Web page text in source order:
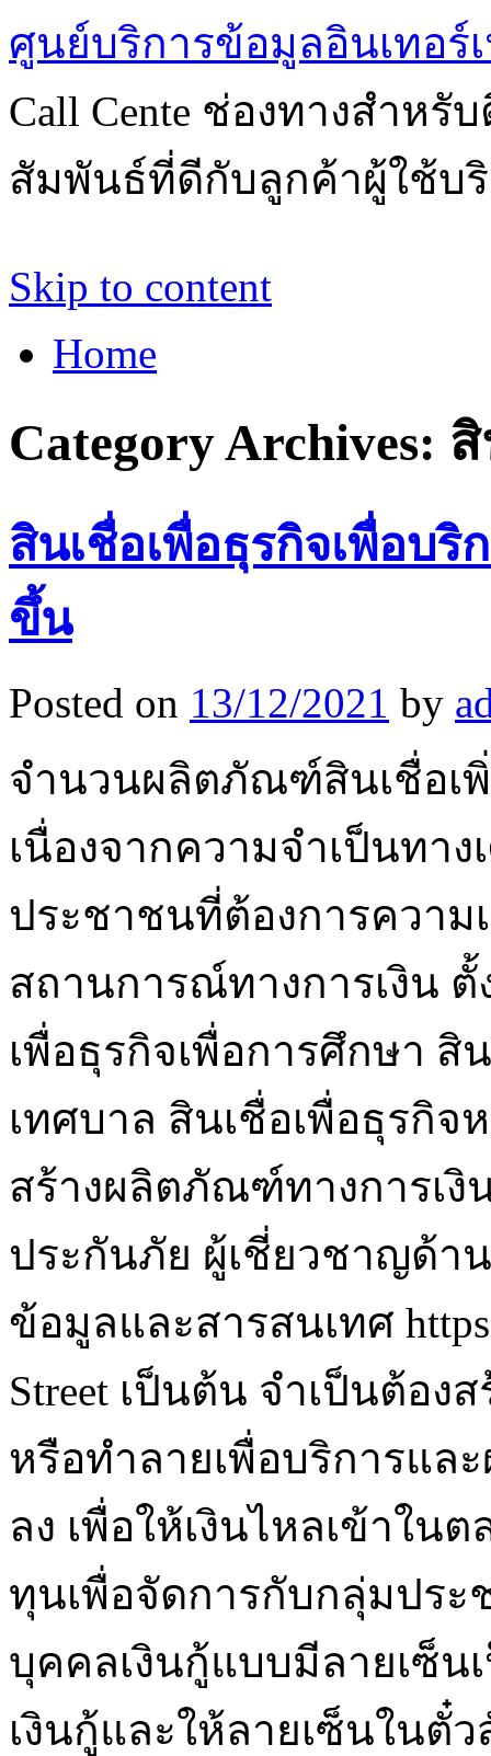
ศูนย์บริการข้อมูลอินเทอร์
Call Cente ช่องทางสำห
สัมพันธ์ที่ดีกับลูกค้าผู้ใช้บ
Skip to content
Home
Category Archives:
สินเชื่อเพื่อธุรกิจเพื่อบ
ขึ้น
Posted on 13/12/2021 by
จำนวนผลิตภัณฑ์สินเชื่อเ
เนื่องจากความจำเป็นทา
ประชาชนที่ต้องการความ
สถานการณ์ทางการเงิน
เพื่อธุรกิจเพื่อการศึกษา
เทศบาล สินเชื่อเพื่อธุรกิ
สร้างผลิตภัณฑ์ทางการเ
ประกันภัย ผู้เชี่ยวชาญด้า
ข้อมูลและสารสนเทศ
Street เป็นต้น จำเป็นต้อง
หรือทำลายเพื่อบริการแ
ลง เพื่อให้เงินไหลเข้าใน
ทุนเพื่อจัดการกับกลุ่มประ
บุคคลเงินกู้แบบมีลายเซ็น
เงินกู้และให้ลายเซ็นในตั๋